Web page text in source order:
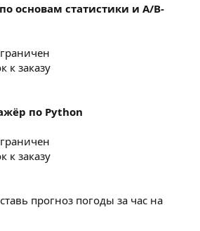
основам статистики и A/B-
к заказу
по Python
к заказу
прогноз погоды за час на